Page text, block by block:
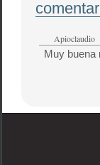
Apioclaudio
Muy buena